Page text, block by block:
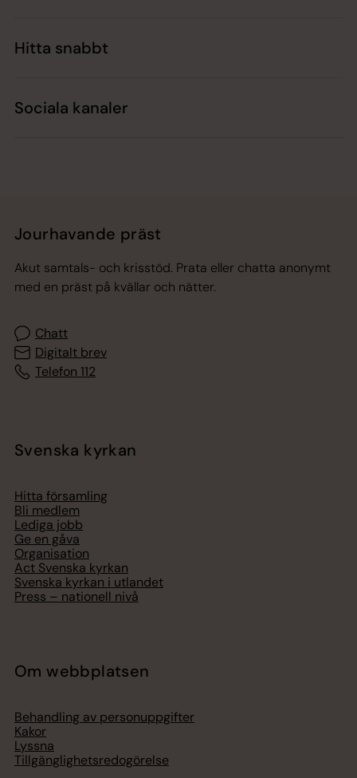
Hitta snabbt
Sociala kanaler
Jourhavande präst
Akut samtals- och krisstöd. Prata eller chatta anonymt
med en präst på kvällar och nätter.
Chatt
Digitalt brev
Telefon 112
Svenska kyrkan
Hitta församling
Bli medlem
Lediga jobb
Ge en gåva
Organisation
Act Svenska kyrkan
Svenska kyrkan i utlandet
Press – nationell nivå
Om webbplatsen
Behandling av personuppgifter
Kakor
Lyssna
Tillgänglighetsredogörelse